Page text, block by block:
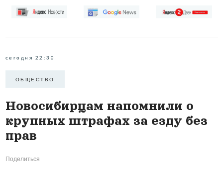
сегодня 22:30
ОБЩЕСТВО
Новосибирцам напомнили о
крупных штрафах за езду без
прав
Поделиться